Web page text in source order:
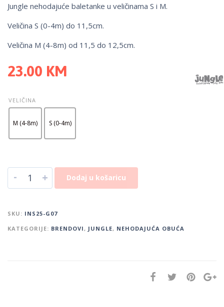
Jungle nehodajuće baletanke u veličinama S i M.
Veličina S (0-4m) do 11,5cm.
Veličina M (4-8m) od 11,5 do 12,5cm.
23.00 KM
VELIČINA
M (4-8m) S (0-4m)
- + Dodaj u košaricu
SKU: INS25-G07
KATEGORIJE: BRENDOVI, JUNGLE, NEHODAJUĆA OBUĆA